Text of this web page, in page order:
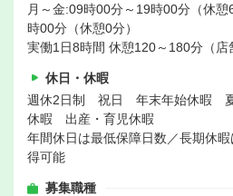
月～金:09時00分～19時00分（休
時00分（休憩0分）
実働1日8時間 休憩120～180分（店
休日・休暇
週休2日制 祝日 年末年始休暇
休暇 出産・育児休暇
年間休日は最低保障日数／長期休
得可能
募集職種